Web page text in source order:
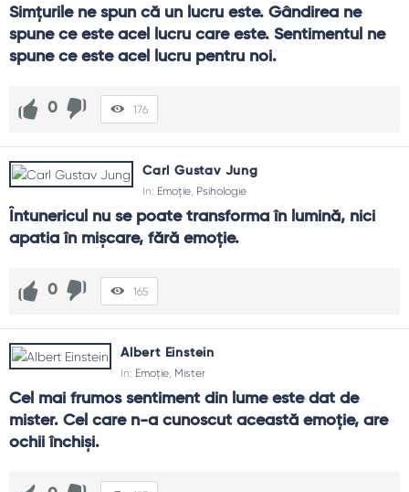
Simțurile ne spun că un lucru este. Gândirea ne
spune ce este acel lucru care este. Sentimentul ne
spune ce este acel lucru pentru noi.
0 176
Carl Gustav Jung
In: Emoție, Psihologie
Întunericul nu se poate transforma în lumină, nici
apatia în mișcare, fără emoție.
0 165
Albert Einstein
In: Emoție, Mister
Cel mai frumos sentiment din lume este dat de
mister. Cel care n-a cunoscut această emoţie, are
ochii închişi.